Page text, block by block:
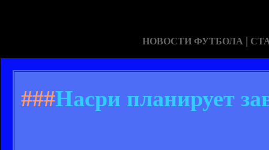
НОВОСТИ ФУТБОЛА |
###Насри планирует